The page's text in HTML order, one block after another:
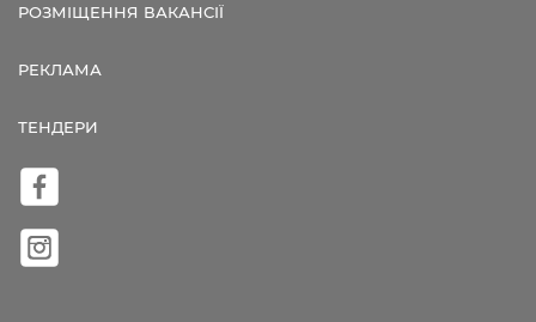
РОЗМІЩЕННЯ ВАКАНСІЇ
РЕКЛАМА
ТЕНДЕРИ